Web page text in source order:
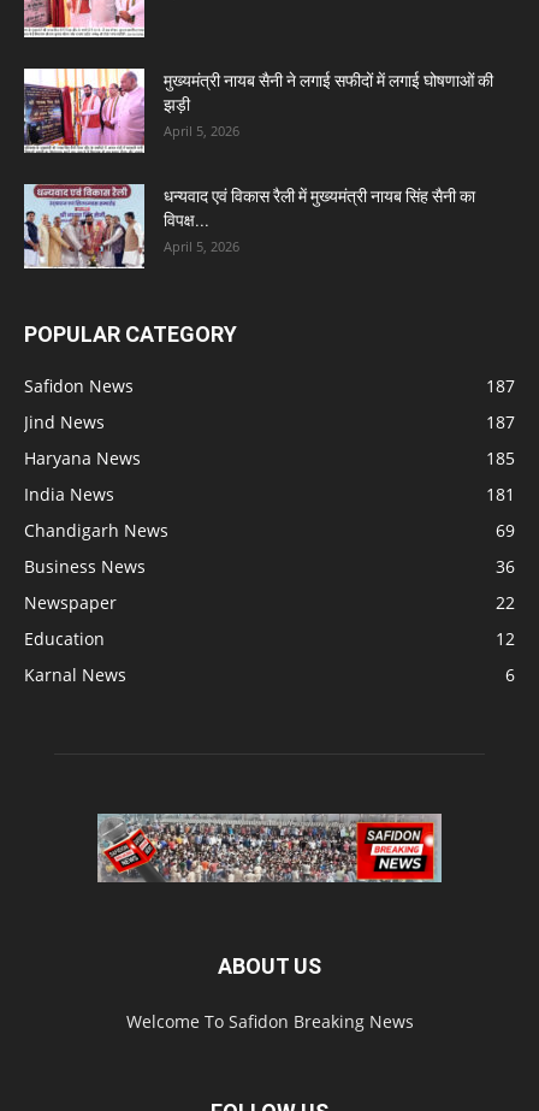
मुख्यमंत्री नायब सैनी ने लगाई सफीदों में लगाई घोषणाओं की
झड़ी
April 5, 2026
धन्यवाद एवं विकास रैली में मुख्यमंत्री नायब सिंह सैनी का
विपक्ष...
April 5, 2026
POPULAR CATEGORY
Safidon News
187
Jind News
187
Haryana News
185
India News
181
Chandigarh News
69
Business News
36
Newspaper
22
Education
12
Karnal News
6
ABOUT US
Welcome To Safidon Breaking News